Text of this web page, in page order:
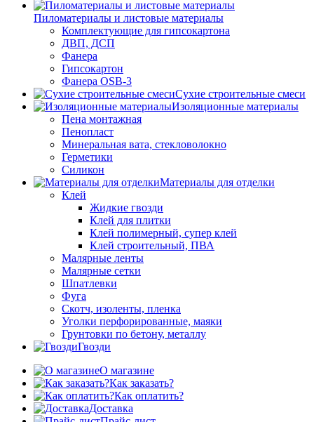
Пиломатериалы и листовые материалы
Комплектующие для гипсокартона
ДВП, ДСП
Фанера
Гипсокартон
Фанера OSB-3
Сухие строительные смеси
Изоляционные материалы
Пена монтажная
Пенопласт
Минеральная вата, стекловолокно
Герметики
Силикон
Материалы для отделки
Клей
Жидкие гвозди
Клей для плитки
Клей полимерный, супер клей
Клей строительный, ПВА
Малярные ленты
Малярные сетки
Шпатлевки
Фуга
Скотч, изоленты, пленка
Уголки перфорированные, маяки
Грунтовки по бетону, металлу
Гвозди
О магазине
Как заказать?
Как оплатить?
Доставка